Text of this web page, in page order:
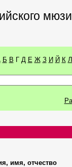
Б В Г Д Е Ж З И Й К Л
имя, отчество